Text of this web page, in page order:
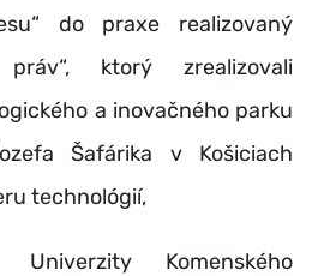
do praxe realizovaný
ktorý zrealizovali
a inovačného parku
Šafárika v Košiciach
technológií,
Univerzity Komenského